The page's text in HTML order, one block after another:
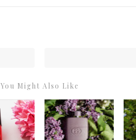
You Might Also Like